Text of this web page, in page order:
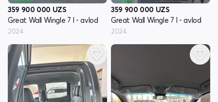
359 900 000 UZS
Great Wall Wingle 7 I - avlod
2024
359 900 000 UZS
Great Wall Wingle 7 I - avlod
2024